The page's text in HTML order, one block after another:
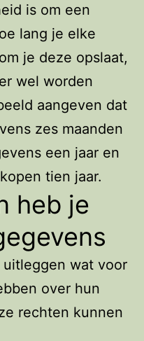
is om een
lang je elke
je deze opslaat,
wel worden
aangeven dat
zes maanden
een jaar en
tien jaar.
heb je
wat voor
over hun
rechten kunnen